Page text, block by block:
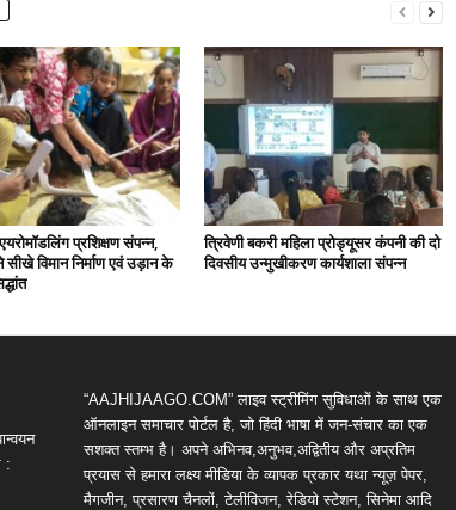
प्रशिक्षण संपन्न,
ने सीखे विमान निर्माण एवं उड़ान के
त्रिवेणी बकरी महिला प्रोड्यूसर कंपनी की दो
दिवसीय उन्मुखीकरण कार्यशाला संपन्न
:
“AAJHIJAAGO.COM” लाइव स्ट्रीमिंग सुविधाओं के साथ एक
ऑनलाइन समाचार पोर्टल है, जो हिंदी भाषा में जन-संचार का एक
सशक्त स्तम्भ है। अपने अभिनव,अनुभव,अद्वितीय और अप्रतिम
प्रयास से हमारा लक्ष्य मीडिया के व्यापक प्रकार यथा न्यूज़ पेपर,
मैगजीन, प्रसारण चैनलों, टेलीविजन, रेडियो स्टेशन, सिनेमा आदि